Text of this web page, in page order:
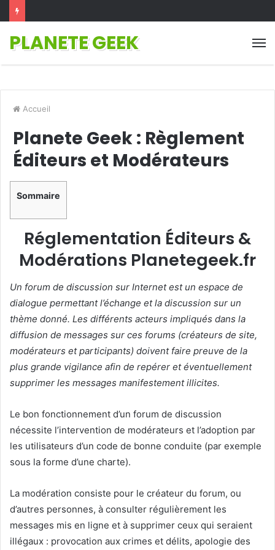
PLANETE GEEK
Accueil
Planete Geek : Règlement
Éditeurs et Modérateurs
Sommaire
Réglementation Éditeurs &
Modérations Planetegeek.fr
Un forum de discussion sur Internet est un espace de
dialogue permettant l’échange et la discussion sur un
thème donné. Les différents acteurs impliqués dans la
diffusion de messages sur ces forums (créateurs de site,
modérateurs et participants) doivent faire preuve de la
plus grande vigilance afin de repérer et éventuellement
supprimer les messages manifestement illicites.
Le bon fonctionnement d’un forum de discussion
nécessite l’intervention de modérateurs et l’adoption par
les utilisateurs d’un code de bonne conduite (par exemple
sous la forme d’une charte).
La modération consiste pour le créateur du forum, ou
d’autres personnes, à consulter régulièrement les
messages mis en ligne et à supprimer ceux qui seraient
illégaux : provocation aux crimes et délits, apologie des